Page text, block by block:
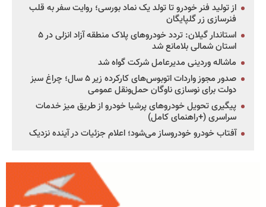
از تولید فنر خودرو تا تولد یک نماد بورسی؛ روایت سفر به قلب
فنرسازی زر گلپایگان
استاندار گیلان: تردد خودروهای پلاک منطقه آزاد انزلی در ۵
استان شمالی بلامانع شد
ماشاله وردینی مدیرعامل شرکت گواه شد
صدور مجوز واردات اتوبوس‌های کارکرده زیر ۵ سال؛ چراغ سبز
دولت برای نوسازی ناوگان حمل‌ونقل عمومی
پیگیری تحویل خودروهای پرشیا خودرو از طریق میز خدمات
سراسری (+راهنمای کامل)
آفتاب خودرو خودروساز می‌شود؛ اعلام جزئیات در آینده نزدیک